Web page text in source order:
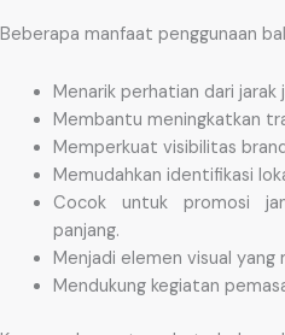
Beberapa manfaat penggunaan
Menarik perhatian dari jarak
Membantu meningkatkan
Memperkuat visibilitas
Memudahkan identifikasi
Cocok untuk promosi
panjang.
Menjadi elemen visual yang
Mendukung kegiatan